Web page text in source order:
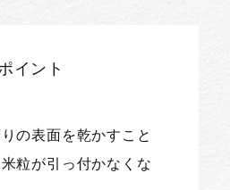
イント
の表面を乾かすこと
粒が引っ付かなくな